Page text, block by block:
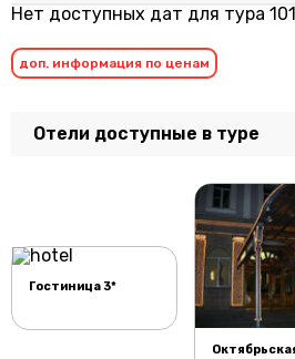
Нет доступных дат для тура
доп. информация по ценам
Отели доступные в туре
Гостиница 3*